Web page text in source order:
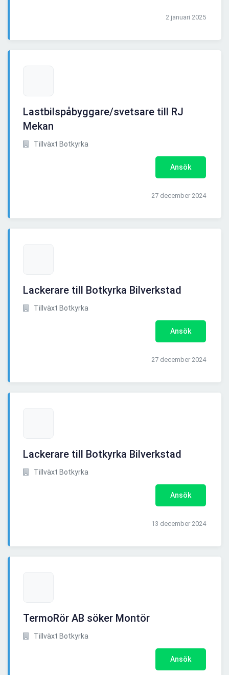
2 januari 2025
Lastbilspåbyggare/svetsare till RJ
Mekan
Tillväxt Botkyrka
Ansök
27 december 2024
Lackerare till Botkyrka Bilverkstad
Tillväxt Botkyrka
Ansök
27 december 2024
Lackerare till Botkyrka Bilverkstad
Tillväxt Botkyrka
Ansök
13 december 2024
TermoRör AB söker Montör
Tillväxt Botkyrka
Ansök